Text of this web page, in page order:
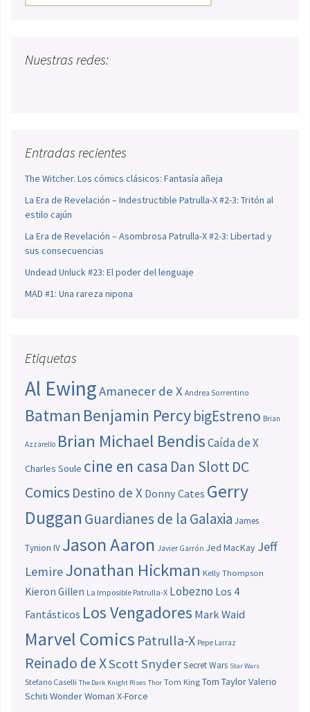
Nuestras redes:
Entradas recientes
The Witcher. Los cómics clásicos: Fantasía añeja
La Era de Revelación – Indestructible Patrulla-X #2-3: Tritón al
estilo cajún
La Era de Revelación – Asombrosa Patrulla-X #2-3: Libertad y
sus consecuencias
Undead Unluck #23: El poder del lenguaje
MAD #1: Una rareza nipona
Etiquetas
Al EwingAmanecer de X Andrea Sorrentino
Batman Benjamin PercybigEstreno Brian
Azzarello Brian Michael BendisCaída de X
Charles Soule cine en casa Dan SlottDC
Comics Destino de X Donny Cates Gerry
Duggan Guardianes de la Galaxia James
Tynion IV Jason Aaron Javier Garrón Jed MacKay Jeff
LemireJonathan Hickman Kelly Thompson
Kieron Gillen La Imposible Patrulla-X Lobezno Los 4
Fantásticos Los Vengadores Mark Waid
Marvel Comics Patrulla-X Pepe Larraz
Reinado de XScott SnyderSecret Wars Star Wars
Stefano Caselli The Dark Knight Rises Thor Tom King Tom TaylorValerio
Schiti Wonder Woman X-Force